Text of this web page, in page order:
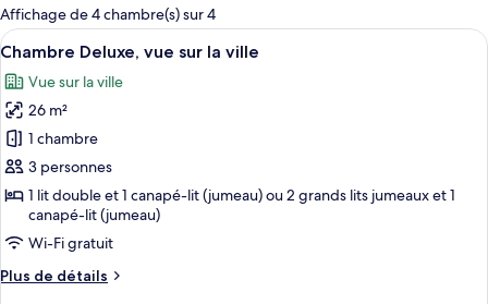
pour
les
chambres
Affichage de 4 chambre(s) sur 4
Afficher
toutes
les
photos
pour
ce
type
chambre :
Chambre
Deluxe,
Une chambre d’hôtel moderne
4
Chambre Deluxe, vue sur la ville
Vue sur la ville
26 m²
1 chambre
3 personnes
1 lit double et 1 canapé-lit (jumeau) ou 2 grands lits jumeaux et 1
canapé-lit (jumeau)
Wi-Fi gratuit
Plus de détails
Plus